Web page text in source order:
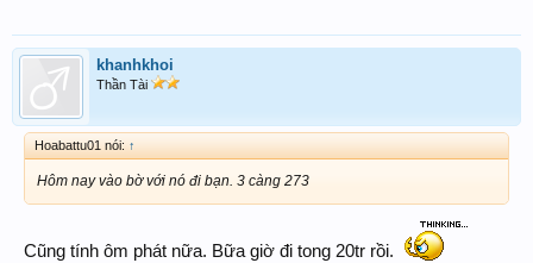
khanhkhoi
Thần Tài
Hoabattu01 nói: ↑
Hôm nay vào bờ với nó đi bạn. 3 càng 273
Cũng tính ôm phát nữa. Bữa giờ đi tong 20tr rồi.